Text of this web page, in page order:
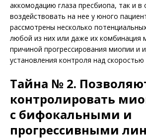
аккомодацию глаза пресбиопа, так и в
воздействовать на нее у юного
рассмотрены несколько
любой из них или даже их комбинация
причиной прогрессирования миопии и
установления контроля над скоростью
Тайна № 2.
контролировать
с бифокальными и
прогрессивными